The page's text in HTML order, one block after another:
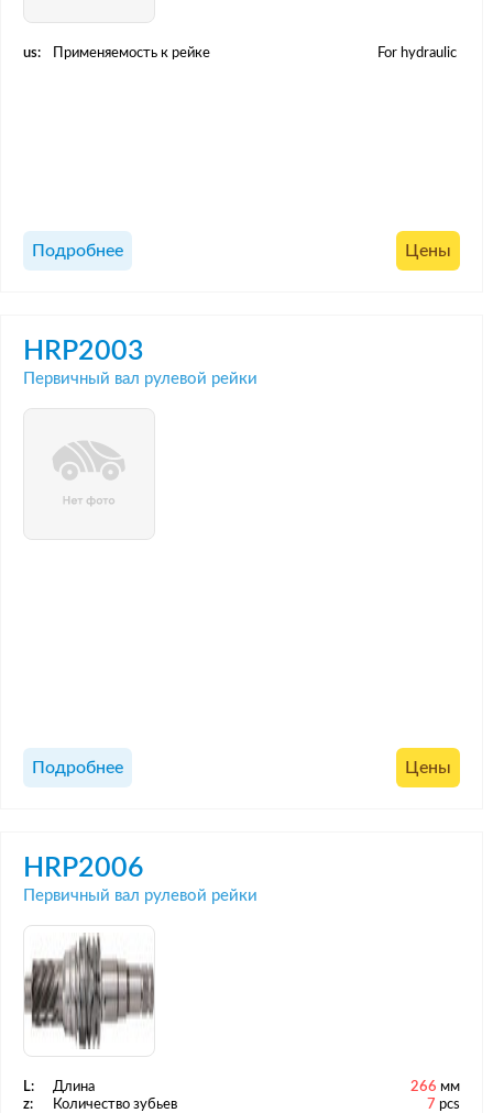
us: Применяемость к рейке For hydraulic
Подробнее Цены
HRP2003
Первичный вал рулевой рейки
Подробнее Цены
HRP2006
Первичный вал рулевой рейки
L: Длина 266 мм
z:
Количество зубьев 7 pcs